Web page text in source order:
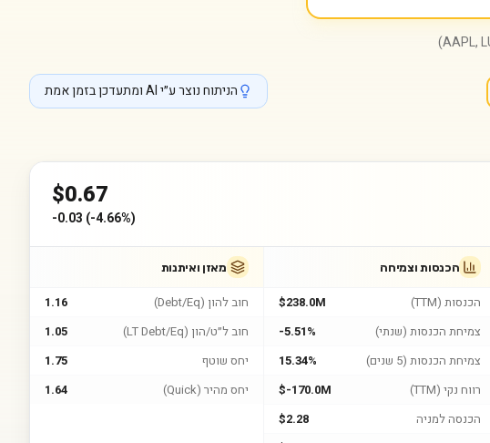
הניתוח נוצר ע״י AI ומתעדכן בזמן אמת
$0.67
-0.03 (-4.66%)
הכנסות וצמיחה
הכנסות (TTM)
$238.0M
צמיחת הכנסות (שנתי)
-5.51%
צמיחת הכנסות (5 שנים)
15.34%
רווח נקי (TTM)
$-170.0M
הכנסה למניה
$2.28
מאזן ואיתנות
חוב להון (Debt/Eq)
1.16
חוב ל״ט/הון (LT Debt/Eq)
1.05
יחס שוטף
1.75
יחס מהיר (Quick)
1.64